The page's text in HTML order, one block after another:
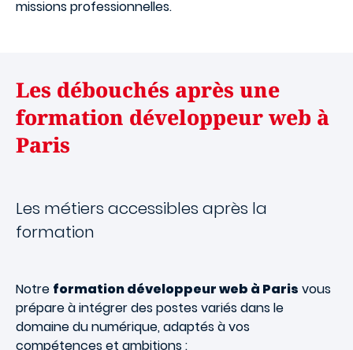
missions professionnelles.
Les débouchés après une
formation développeur web à
Paris
Les métiers accessibles après la
formation
Notre formation développeur web à Paris vous
prépare à intégrer des postes variés dans le
domaine du numérique, adaptés à vos
compétences et ambitions :